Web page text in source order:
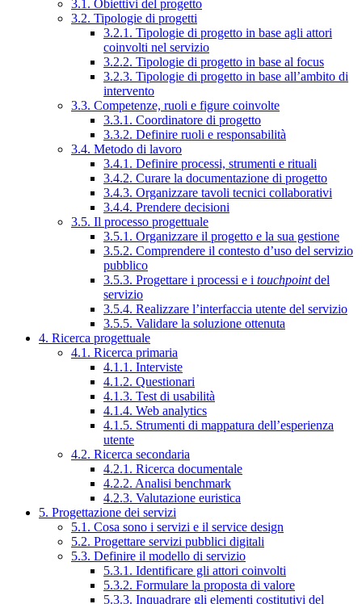
3.1. Obiettivi del progetto
3.2. Tipologie di progetti
3.2.1. Tipologie di progetto in base agli attori
coinvolti nel servizio
3.2.2. Tipologie di progetto in base al focus
3.2.3. Tipologie di progetto in base all’ambito di
intervento
3.3. Competenze, ruoli e figure coinvolte
3.3.1. Coordinatore di progetto
3.3.2. Definire ruoli e responsabilità
3.4. Metodo di lavoro
3.4.1. Definire processi, strumenti e rituali
3.4.2. Curare la documentazione di progetto
3.4.3. Organizzare tavoli tecnici collaborativi
3.4.4. Prendere decisioni
3.5. Il processo progettuale
3.5.1. Organizzare il progetto e la sua gestione
3.5.2. Comprendere il contesto d’uso del servizio
pubblico
3.5.3. Progettare i processi e i touchpointdel
servizio
3.5.4. Realizzare l’interfaccia utente del servizio
3.5.5. Validare la soluzione ottenuta
4. Ricerca progettuale
4.1. Ricerca primaria
4.1.1. Interviste
4.1.2. Questionari
4.1.3. Test di usabilità
4.1.4. Web analytics
4.1.5. Strumenti di mappatura dell’esperienza
utente
4.2. Ricerca secondaria
4.2.1. Ricerca documentale
4.2.2. Analisi benchmark
4.2.3. Valutazione euristica
5. Progettazione dei servizi
5.1. Cosa sono i servizi e il service design
5.2. Progettare servizi pubblici digitali
5.3. Definire il modello di servizio
5.3.1. Identificare gli attori coinvolti
5.3.2. Formulare la proposta di valore
5.3.3. Inquadrare gli elementi costitutivi del